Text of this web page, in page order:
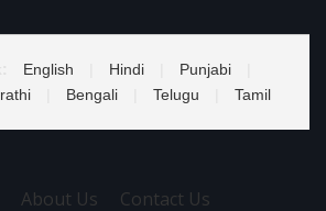
English Hindi Punjabi
Bengali Telugu Tamil
About Us
Contact Us